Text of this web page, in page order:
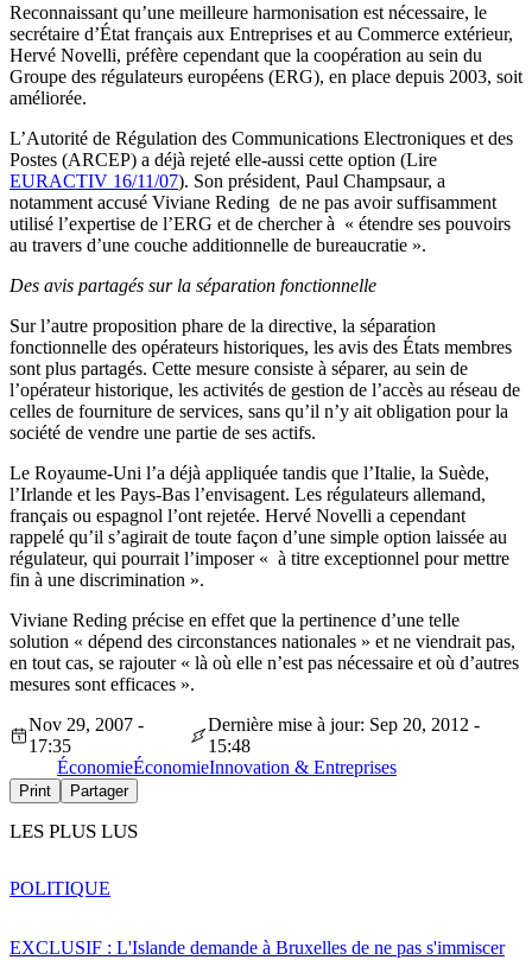
Reconnaissant qu’une meilleure harmonisation est nécessaire, le
secrétaire d’État français aux Entreprises et au Commerce extérieur,
Hervé Novelli, préfère cependant que la coopération au sein du
Groupe des régulateurs européens (ERG), en place depuis 2003, soit
améliorée.
L’Autorité de Régulation des Communications Electroniques et des
Postes (ARCEP) a déjà rejeté elle-aussi cette option (Lire
EURACTIV 16/11/07). Son président, Paul Champsaur, a
notamment accusé Viviane Reding de ne pas avoir suffisamment
utilisé l’expertise de l’ERG et de chercher à « étendre ses pouvoirs
au travers d’une couche additionnelle de bureaucratie ».
Des avis partagés sur la séparation fonctionnelle
Sur l’autre proposition phare de la directive, la séparation
fonctionnelle des opérateurs historiques, les avis des États membres
sont plus partagés. Cette mesure consiste à séparer, au sein de
l’opérateur historique, les activités de gestion de l’accès au réseau de
celles de fourniture de services, sans qu’il n’y ait obligation pour la
société de vendre une partie de ses actifs.
Le Royaume-Uni l’a déjà appliquée tandis que l’Italie, la Suède,
l’Irlande et les Pays-Bas l’envisagent. Les régulateurs allemand,
français ou espagnol l’ont rejetée. Hervé Novelli a cependant
rappelé qu’il s’agirait de toute façon d’une simple option laissée au
régulateur, qui pourrait l’imposer « à titre exceptionnel pour mettre
fin à une discrimination ».
Viviane Reding précise en effet que la pertinence d’une telle
solution « dépend des circonstances nationales » et ne viendrait pas,
en tout cas, se rajouter « là où elle n’est pas nécessaire et où d’autres
mesures sont efficaces ».
Nov 29, 2007 -
17:35
Dernière mise à jour: Sep 20, 2012 -
15:48
ÉconomieÉconomieInnovation & Entreprises
Print Partager
LES PLUS LUS
EXCLUSIF : L'Islande demande à Bruxelles de ne pas s'immiscer
POLITIQUE